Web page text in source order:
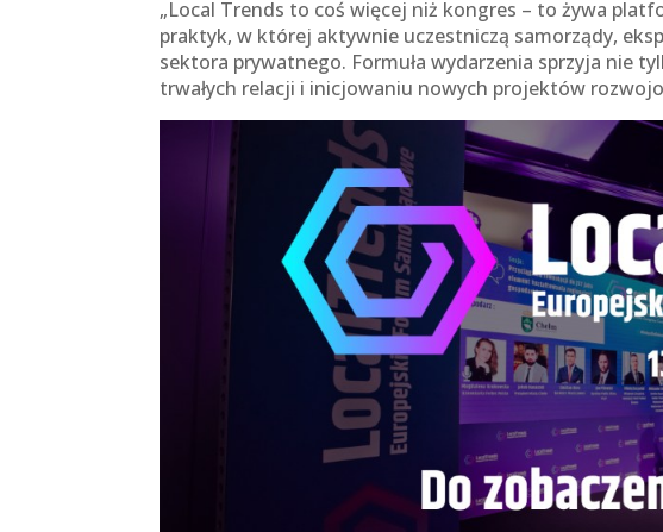
„Local Trends to coś więcej niż kongres – to żywa
praktyk, w której aktywnie uczestniczą samorządy,
sektora prywatnego. Formuła wydarzenia sprzyja nie
trwałych relacji i inicjowaniu nowych projektów